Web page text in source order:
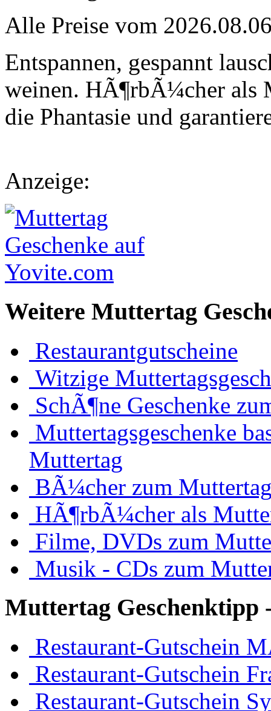
Alle Preise vom
Entspannen, gespannt
weinen. HÃ¶rbÃ¼cher als
die Phantasie und
Anzeige:
Weitere Muttertag
Restaurantgutscheine
Witzige
SchÃ¶ne Geschenke
Muttertagsgeschenke
Muttertag
BÃ¼cher zum
HÃ¶rbÃ¼cher als
Filme, DVDs zum
Musik - CDs zum
Muttertag Geschenktipp
Restaurant-Gutschein
Restaurant-Gutschein
Restaurant-Gutschein